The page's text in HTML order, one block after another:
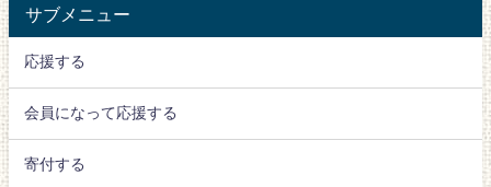
サブメニュー
応援する
会員になって応援する
寄付する